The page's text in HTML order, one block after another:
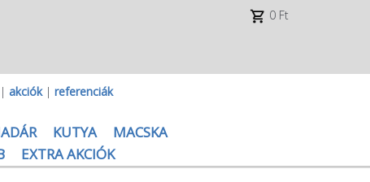
0 Ft
akciók| referenciák
KUTYA
MACSKA
EXTRA AKCIÓK